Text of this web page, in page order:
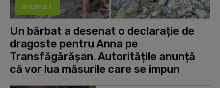
antena 1
Un bărbat a desenat o declarație de
dragoste pentru Anna pe
Transfăgărășan. Autoritățile anunță
că vor lua măsurile care se impun